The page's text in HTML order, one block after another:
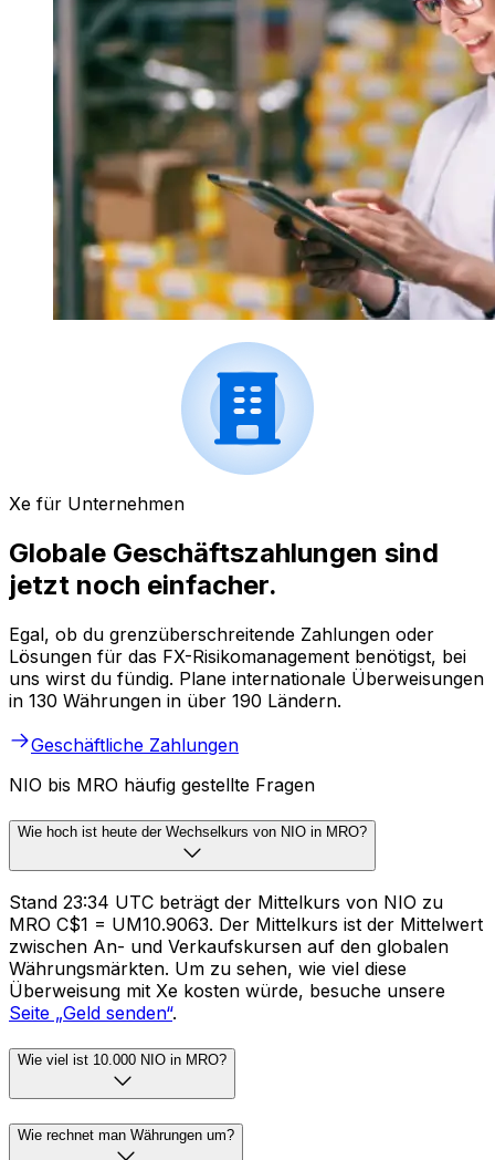
Xe für Unternehmen
Globale Geschäftszahlungen sind
jetzt noch einfacher.
Egal, ob du grenzüberschreitende Zahlungen oder
Lösungen für das FX-Risikomanagement benötigst, bei
uns wirst du fündig. Plane internationale Überweisungen
in 130 Währungen in über 190 Ländern.
Geschäftliche Zahlungen
NIO bis MRO häufig gestellte Fragen
Wie hoch ist heute der Wechselkurs von NIO in MRO?
Stand 23:34 UTC beträgt der Mittelkurs von NIO zu
MRO C$1 = UM10.9063. Der Mittelkurs ist der Mittelwert
zwischen An- und Verkaufskursen auf den globalen
Währungsmärkten. Um zu sehen, wie viel diese
Überweisung mit Xe kosten würde, besuche unsere
Seite „Geld senden“.
Wie viel ist 10.000 NIO in MRO?
Wie rechnet man Währungen um?